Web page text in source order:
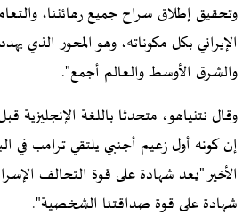
وتحقيق إطلاق سراح جميع رهائننا،
الإيراني بكل مكوناته، وهو المحور الذي
والشرق الأوسط والعالم أجمع".
وقال نتنياهو، متحدثا باللغة الإنجليزية
إن كونه أول زعيم أجنبي يلتقي ترامب في
الأخير "يعد شهادة على قوة التحالف
شهادة على قوة صداقتنا الشخصية".